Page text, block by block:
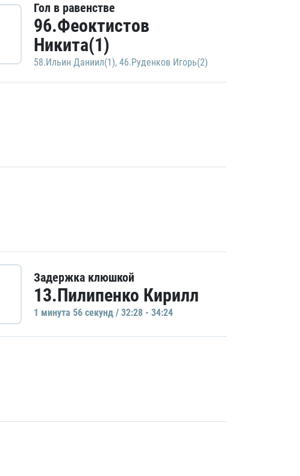
Гол в равенстве
96.Феоктистов
Никита(1)
58.Ильин Даниил(1), 46.Руденков Игорь(2)
Задержка клюшкой
13.Пилипенко Кирилл
1 минутa 56 секунд / 32:28 - 34:24